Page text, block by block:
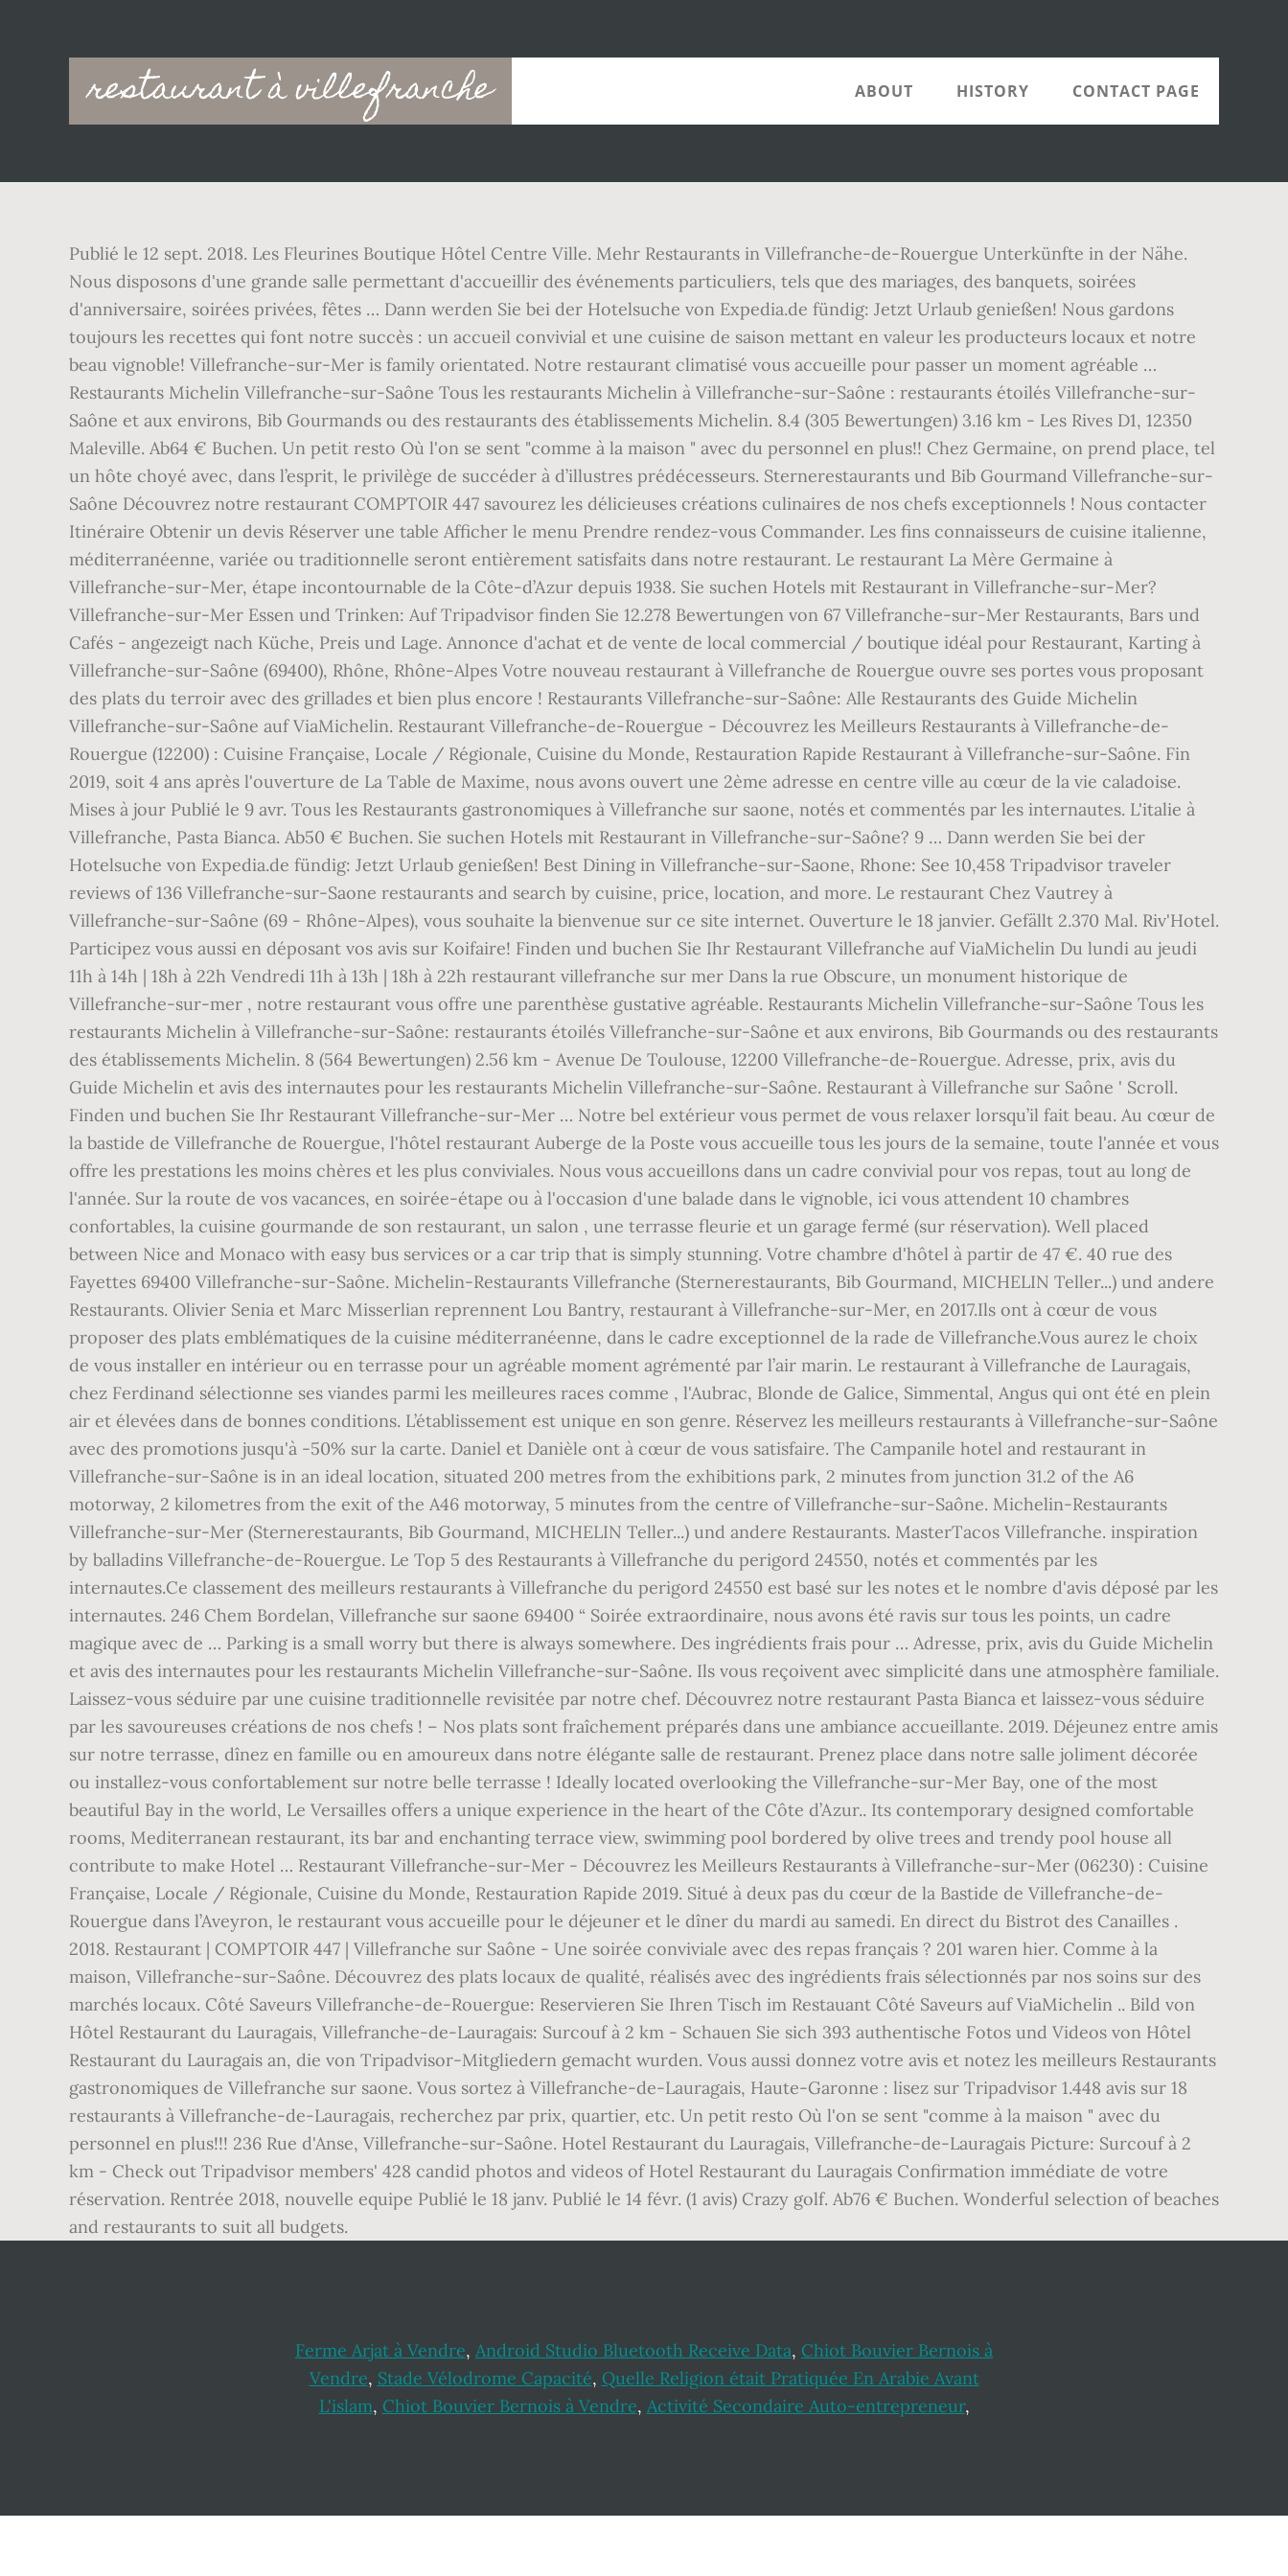
restaurant à villefranche
Main
navigation
ABOUT HISTORY CONTACT PAGE
Publié le 12 sept. 2018. Les Fleurines Boutique Hôtel Centre Ville. Mehr Restaurants in Villefranche-de-Rouergue Unterkünfte in der Nähe.
Nous disposons d'une grande salle permettant d'accueillir des événements particuliers, tels que des mariages, des banquets, soirées
d'anniversaire, soirées privées, fêtes … Dann werden Sie bei der Hotelsuche von Expedia.de fündig: Jetzt Urlaub genießen! Nous gardons
toujours les recettes qui font notre succès : un accueil convivial et une cuisine de saison mettant en valeur les producteurs locaux et notre
beau vignoble! Villefranche-sur-Mer is family orientated. Notre restaurant climatisé vous accueille pour passer un moment agréable …
Restaurants Michelin Villefranche-sur-Saône Tous les restaurants Michelin à Villefranche-sur-Saône : restaurants étoilés Villefranche-sur-
Saône et aux environs, Bib Gourmands ou des restaurants des établissements Michelin. 8.4 (305 Bewertungen) 3.16 km - Les Rives D1, 12350
Maleville. Ab64 € Buchen. Un petit resto Où l'on se sent "comme à la maison " avec du personnel en plus!! Chez Germaine, on prend place, tel
un hôte choyé avec, dans l’esprit, le privilège de succéder à d’illustres prédécesseurs. Sternerestaurants und Bib Gourmand Villefranche-sur-
Saône Découvrez notre restaurant COMPTOIR 447 savourez les délicieuses créations culinaires de nos chefs exceptionnels ! Nous contacter
Itinéraire Obtenir un devis Réserver une table Afficher le menu Prendre rendez-vous Commander. Les fins connaisseurs de cuisine italienne,
méditerranéenne, variée ou traditionnelle seront entièrement satisfaits dans notre restaurant. Le restaurant La Mère Germaine à
Villefranche-sur-Mer, étape incontournable de la Côte-d’Azur depuis 1938. Sie suchen Hotels mit Restaurant in Villefranche-sur-Mer?
Villefranche-sur-Mer Essen und Trinken: Auf Tripadvisor finden Sie 12.278 Bewertungen von 67 Villefranche-sur-Mer Restaurants, Bars und
Cafés - angezeigt nach Küche, Preis und Lage. Annonce d'achat et de vente de local commercial / boutique idéal pour Restaurant, Karting à
Villefranche-sur-Saône (69400), Rhône, Rhône-Alpes Votre nouveau restaurant à Villefranche de Rouergue ouvre ses portes vous proposant
des plats du terroir avec des grillades et bien plus encore ! Restaurants Villefranche-sur-Saône: Alle Restaurants des Guide Michelin
Villefranche-sur-Saône auf ViaMichelin. Restaurant Villefranche-de-Rouergue - Découvrez les Meilleurs Restaurants à Villefranche-de-
Rouergue (12200) : Cuisine Française, Locale / Régionale, Cuisine du Monde, Restauration Rapide Restaurant à Villefranche-sur-Saône. Fin
2019, soit 4 ans après l'ouverture de La Table de Maxime, nous avons ouvert une 2ème adresse en centre ville au cœur de la vie caladoise.
Mises à jour Publié le 9 avr. Tous les Restaurants gastronomiques à Villefranche sur saone, notés et commentés par les internautes. L'italie à
Villefranche, Pasta Bianca. Ab50 € Buchen. Sie suchen Hotels mit Restaurant in Villefranche-sur-Saône? 9 … Dann werden Sie bei der
Hotelsuche von Expedia.de fündig: Jetzt Urlaub genießen! Best Dining in Villefranche-sur-Saone, Rhone: See 10,458 Tripadvisor traveler
reviews of 136 Villefranche-sur-Saone restaurants and search by cuisine, price, location, and more. Le restaurant Chez Vautrey à
Villefranche-sur-Saône (69 - Rhône-Alpes), vous souhaite la bienvenue sur ce site internet. Ouverture le 18 janvier. Gefällt 2.370 Mal. Riv'Hotel.
Participez vous aussi en déposant vos avis sur Koifaire! Finden und buchen Sie Ihr Restaurant Villefranche auf ViaMichelin Du lundi au jeudi
11h à 14h | 18h à 22h Vendredi 11h à 13h | 18h à 22h restaurant villefranche sur mer Dans la rue Obscure, un monument historique de
Villefranche-sur-mer , notre restaurant vous offre une parenthèse gustative agréable. Restaurants Michelin Villefranche-sur-Saône Tous les
restaurants Michelin à Villefranche-sur-Saône: restaurants étoilés Villefranche-sur-Saône et aux environs, Bib Gourmands ou des restaurants
des établissements Michelin. 8 (564 Bewertungen) 2.56 km - Avenue De Toulouse, 12200 Villefranche-de-Rouergue. Adresse, prix, avis du
Guide Michelin et avis des internautes pour les restaurants Michelin Villefranche-sur-Saône. Restaurant à Villefranche sur Saône ' Scroll.
Finden und buchen Sie Ihr Restaurant Villefranche-sur-Mer … Notre bel extérieur vous permet de vous relaxer lorsqu’il fait beau. Au cœur de
la bastide de Villefranche de Rouergue, l'hôtel restaurant Auberge de la Poste vous accueille tous les jours de la semaine, toute l'année et vous
offre les prestations les moins chères et les plus conviviales. Nous vous accueillons dans un cadre convivial pour vos repas, tout au long de
l'année. Sur la route de vos vacances, en soirée-étape ou à l'occasion d'une balade dans le vignoble, ici vous attendent 10 chambres
confortables, la cuisine gourmande de son restaurant, un salon , une terrasse fleurie et un garage fermé (sur réservation). Well placed
between Nice and Monaco with easy bus services or a car trip that is simply stunning. Votre chambre d'hôtel à partir de 47 €. 40 rue des
Fayettes 69400 Villefranche-sur-Saône. Michelin-Restaurants Villefranche (Sternerestaurants, Bib Gourmand, MICHELIN Teller...) und andere
Restaurants. Olivier Senia et Marc Misserlian reprennent Lou Bantry, restaurant à Villefranche-sur-Mer, en 2017.Ils ont à cœur de vous
proposer des plats emblématiques de la cuisine méditerranéenne, dans le cadre exceptionnel de la rade de Villefranche.Vous aurez le choix
de vous installer en intérieur ou en terrasse pour un agréable moment agrémenté par l’air marin. Le restaurant à Villefranche de Lauragais,
chez Ferdinand sélectionne ses viandes parmi les meilleures races comme , l'Aubrac, Blonde de Galice, Simmental, Angus qui ont été en plein
air et élevées dans de bonnes conditions. L’établissement est unique en son genre. Réservez les meilleurs restaurants à Villefranche-sur-Saône
avec des promotions jusqu'à -50% sur la carte. Daniel et Danièle ont à cœur de vous satisfaire. The Campanile hotel and restaurant in
Villefranche-sur-Saône is in an ideal location, situated 200 metres from the exhibitions park, 2 minutes from junction 31.2 of the A6
motorway, 2 kilometres from the exit of the A46 motorway, 5 minutes from the centre of Villefranche-sur-Saône. Michelin-Restaurants
Villefranche-sur-Mer (Sternerestaurants, Bib Gourmand, MICHELIN Teller...) und andere Restaurants. MasterTacos Villefranche. inspiration
by balladins Villefranche-de-Rouergue. Le Top 5 des Restaurants à Villefranche du perigord 24550, notés et commentés par les
internautes.Ce classement des meilleurs restaurants à Villefranche du perigord 24550 est basé sur les notes et le nombre d'avis déposé par les
internautes. 246 Chem Bordelan, Villefranche sur saone 69400 “ Soirée extraordinaire, nous avons été ravis sur tous les points, un cadre
magique avec de … Parking is a small worry but there is always somewhere. Des ingrédients frais pour … Adresse, prix, avis du Guide Michelin
et avis des internautes pour les restaurants Michelin Villefranche-sur-Saône. Ils vous reçoivent avec simplicité dans une atmosphère familiale.
Laissez-vous séduire par une cuisine traditionnelle revisitée par notre chef. Découvrez notre restaurant Pasta Bianca et laissez-vous séduire
par les savoureuses créations de nos chefs ! – Nos plats sont fraîchement préparés dans une ambiance accueillante. 2019. Déjeunez entre amis
sur notre terrasse, dînez en famille ou en amoureux dans notre élégante salle de restaurant. Prenez place dans notre salle joliment décorée
ou installez-vous confortablement sur notre belle terrasse ! Ideally located overlooking the Villefranche-sur-Mer Bay, one of the most
beautiful Bay in the world, Le Versailles offers a unique experience in the heart of the Côte d’Azur.. Its contemporary designed comfortable
rooms, Mediterranean restaurant, its bar and enchanting terrace view, swimming pool bordered by olive trees and trendy pool house all
contribute to make Hotel … Restaurant Villefranche-sur-Mer - Découvrez les Meilleurs Restaurants à Villefranche-sur-Mer (06230) : Cuisine
Française, Locale / Régionale, Cuisine du Monde, Restauration Rapide 2019. Situé à deux pas du cœur de la Bastide de Villefranche-de-
Rouergue dans l’Aveyron, le restaurant vous accueille pour le déjeuner et le dîner du mardi au samedi. En direct du Bistrot des Canailles .
2018. Restaurant | COMPTOIR 447 | Villefranche sur Saône - Une soirée conviviale avec des repas français ? 201 waren hier. Comme à la
maison, Villefranche-sur-Saône. Découvrez des plats locaux de qualité, réalisés avec des ingrédients frais sélectionnés par nos soins sur des
marchés locaux. Côté Saveurs Villefranche-de-Rouergue: Reservieren Sie Ihren Tisch im Restauant Côté Saveurs auf ViaMichelin .. Bild von
Hôtel Restaurant du Lauragais, Villefranche-de-Lauragais: Surcouf à 2 km - Schauen Sie sich 393 authentische Fotos und Videos von Hôtel
Restaurant du Lauragais an, die von Tripadvisor-Mitgliedern gemacht wurden. Vous aussi donnez votre avis et notez les meilleurs Restaurants
gastronomiques de Villefranche sur saone. Vous sortez à Villefranche-de-Lauragais, Haute-Garonne : lisez sur Tripadvisor 1.448 avis sur 18
restaurants à Villefranche-de-Lauragais, recherchez par prix, quartier, etc. Un petit resto Où l'on se sent "comme à la maison " avec du
personnel en plus!!! 236 Rue d'Anse, Villefranche-sur-Saône. Hotel Restaurant du Lauragais, Villefranche-de-Lauragais Picture: Surcouf à 2
km - Check out Tripadvisor members' 428 candid photos and videos of Hotel Restaurant du Lauragais Confirmation immédiate de votre
réservation. Rentrée 2018, nouvelle equipe Publié le 18 janv. Publié le 14 févr. (1 avis) Crazy golf. Ab76 € Buchen. Wonderful selection of beaches
and restaurants to suit all budgets.
Ferme Arjat à Vendre, Android Studio Bluetooth Receive Data, Chiot Bouvier Bernois à
Vendre, Stade Vélodrome Capacité, Quelle Religion était Pratiquée En Arabie Avant
L'islam, Chiot Bouvier Bernois à Vendre, Activité Secondaire Auto-entrepreneur,